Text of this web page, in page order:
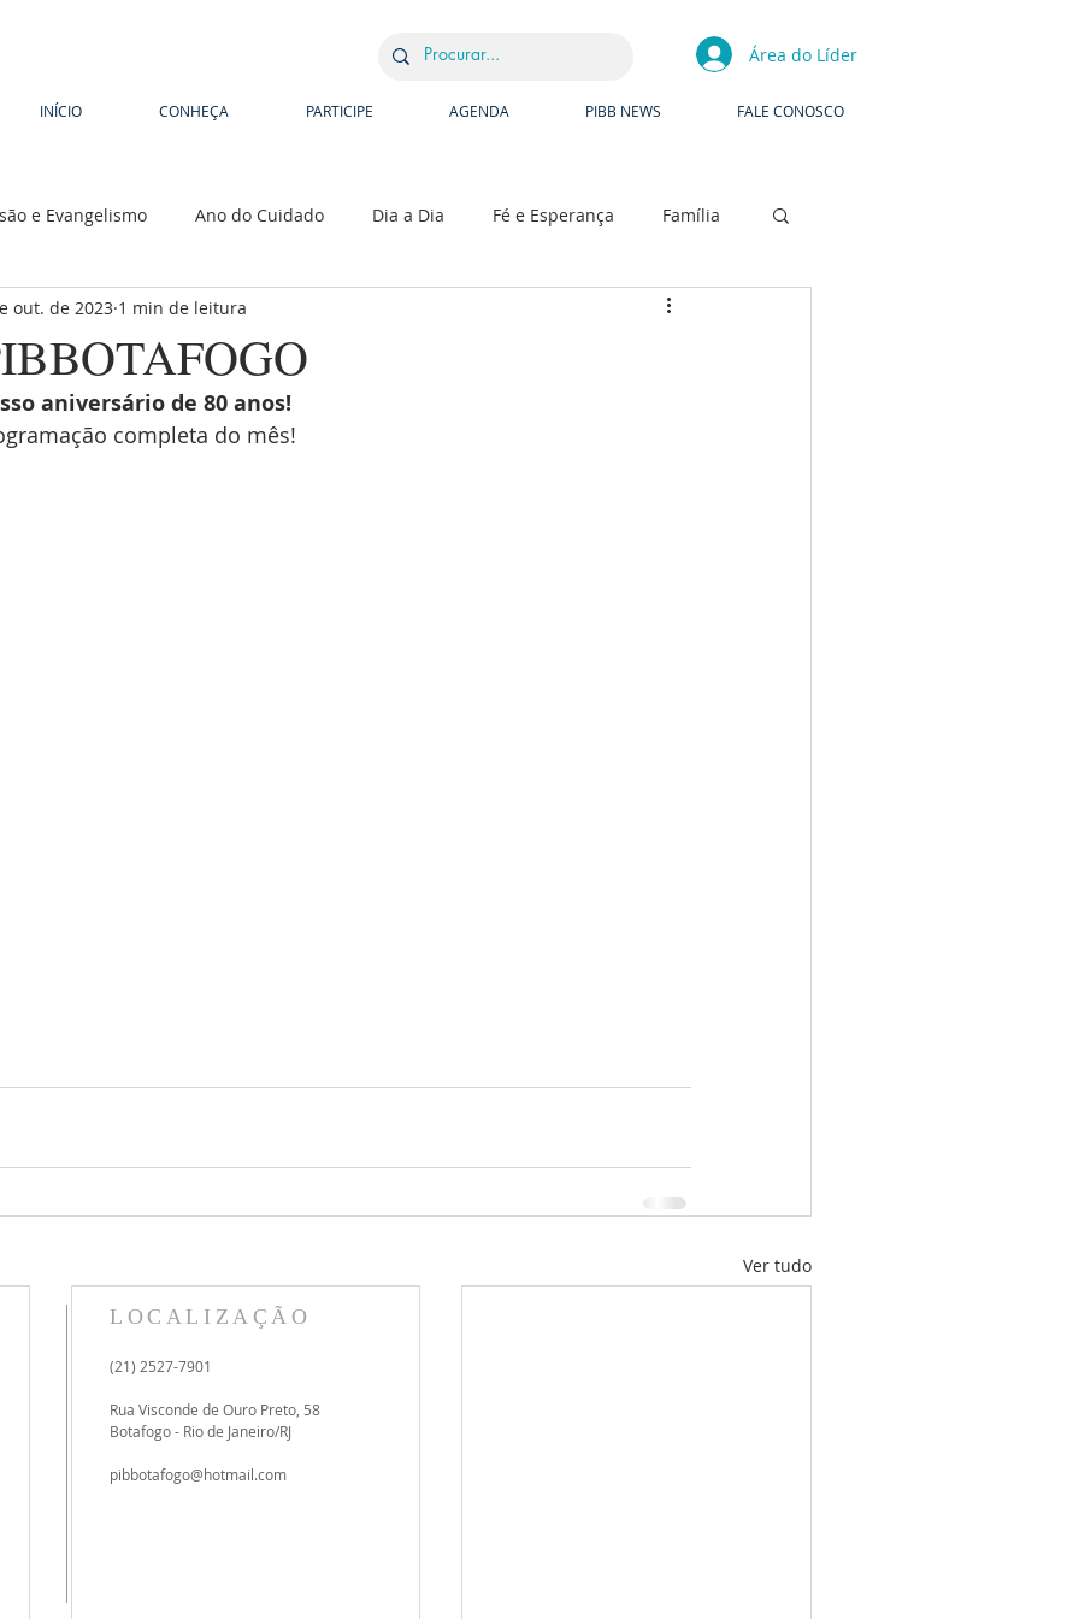
Área do Líder
INÍCIO CONHEÇA PARTICIPE AGENDA PIBB NEWS FALE CONOSCO
e Evangelismo Ano do Cuidado Dia a Dia Fé e Esperança Família
Escola Bíblica Congressos, Conferências e Retiros
out. de 2023 1 min de leitura
aniversário de 80 anos!
completa do mês!
Ver tudo
LOCALIZAÇÃO
(21) 2527-7901
Rua Visconde de Ouro Preto, 58
Botafogo - Rio de Janeiro/RJ
pibbotafogo@hotmail.com